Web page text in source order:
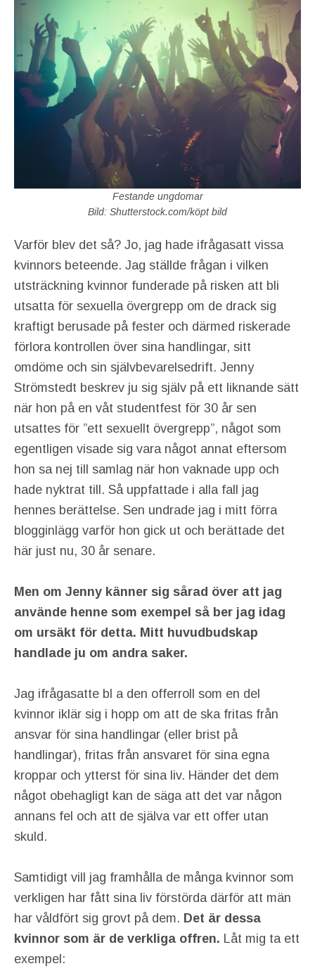
Festande ungdomar
Bild: Shutterstock.com/köpt bild
Varför blev det så? Jo, jag hade ifrågasatt vissa
kvinnors beteende. Jag ställde frågan i vilken
utsträckning kvinnor funderade på risken att bli
utsatta för sexuella övergrepp om de drack sig
kraftigt berusade på fester och därmed riskerade
förlora kontrollen över sina handlingar, sitt
omdöme och sin självbevarelsedrift. Jenny
Strömstedt beskrev ju sig själv på ett liknande sätt
när hon på en våt studentfest för 30 år sen
utsattes för ”ett sexuellt övergrepp”, något som
egentligen visade sig vara något annat eftersom
hon sa nej till samlag när hon vaknade upp och
hade nyktrat till. Så uppfattade i alla fall jag
hennes berättelse. Sen undrade jag i mitt förra
blogginlägg varför hon gick ut och berättade det
här just nu, 30 år senare.
Men om Jenny känner sig sårad över att jag
använde henne som exempel så ber jag idag
om ursäkt för detta. Mitt huvudbudskap
handlade ju om andra saker.
Jag ifrågasatte bl a den offerroll som en del
kvinnor iklär sig i hopp om att de ska fritas från
ansvar för sina handlingar (eller brist på
handlingar), fritas från ansvaret för sina egna
kroppar och ytterst för sina liv. Händer det dem
något obehagligt kan de säga att det var någon
annans fel och att de själva var ett offer utan
skuld.
Samtidigt vill jag framhålla de många kvinnor som
verkligen har fått sina liv förstörda därför att män
har våldfört sig grovt på dem. Det är dessa
kvinnor som är de verkliga offren. Låt mig ta ett
exempel: